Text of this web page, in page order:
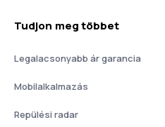
Tudjon meg többet
Legalacsonyabb ár garancia
Mobilalkalmazás
Repülési radar